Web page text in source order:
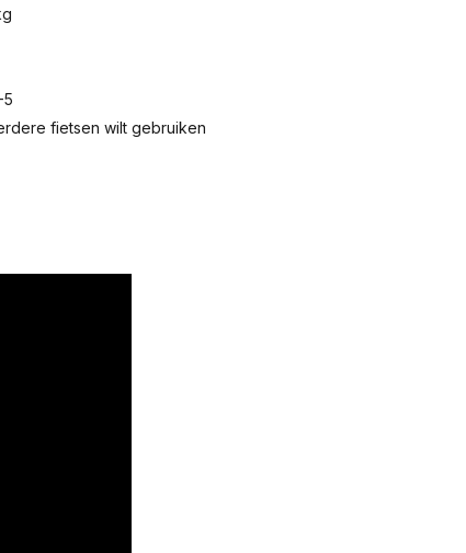
5
fietsen wilt gebruiken